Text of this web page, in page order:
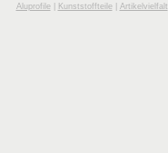
Aluprofile| Kunststoffteile| Artikelvielfalt